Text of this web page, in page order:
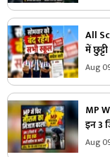
All
में
गया
Aug
MP
इन 3
इंदौर
Aug